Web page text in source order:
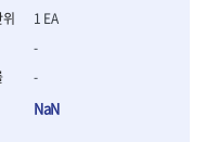
1 EA
-
-
NaN